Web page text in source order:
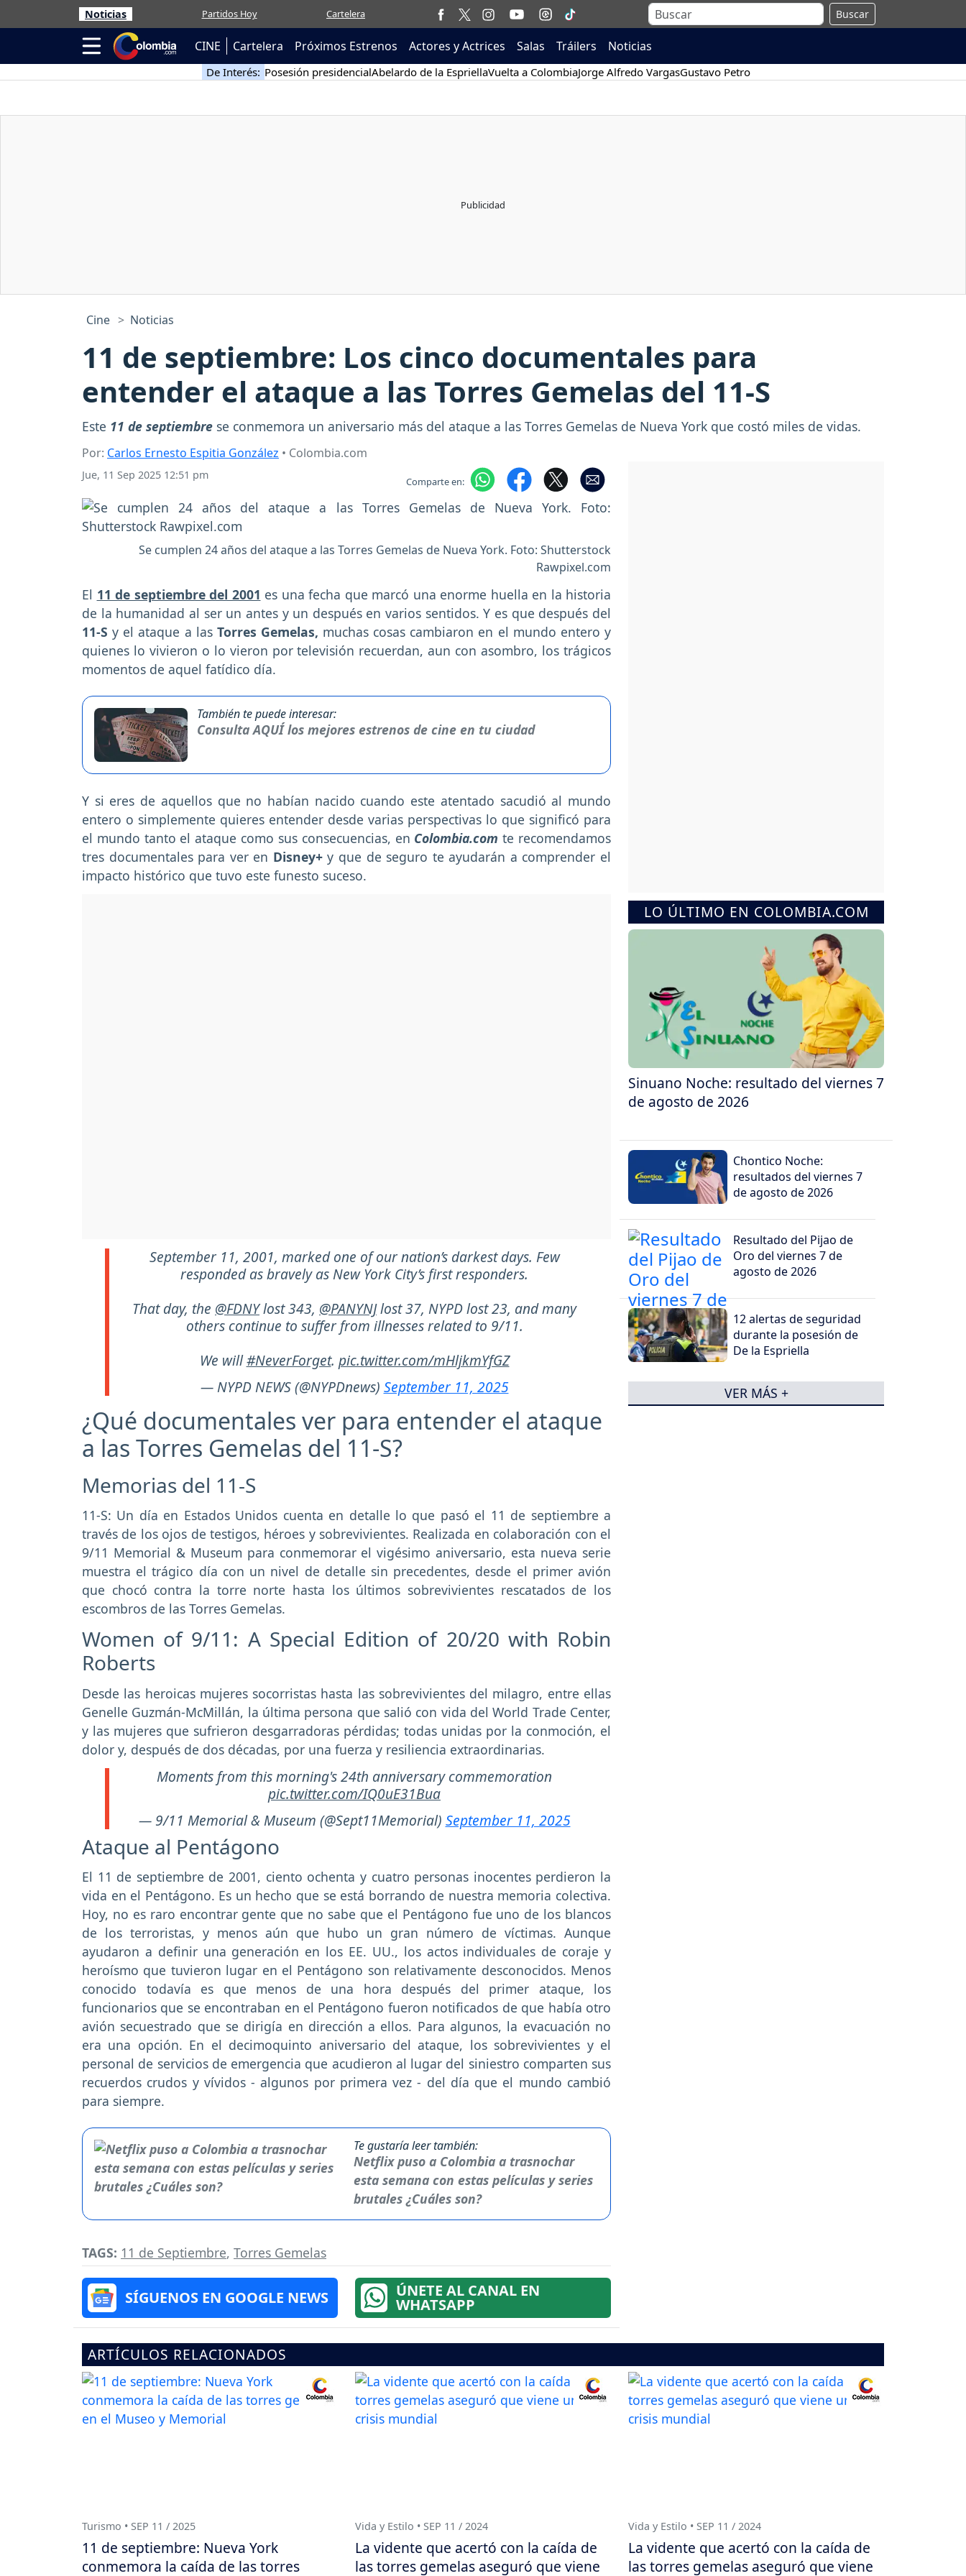
Noticias Partidos Hoy Cartelera Buscar
CINE Cartelera Próximos Estrenos Actores y Actrices Salas Tráilers Noticias
De Interés: Posesión presidencialAbelardo de la EspriellaVuelta a ColombiaJorge Alfredo VargasGustavo Petro
Cine Noticias
11 de septiembre: Los cinco documentales para
entender el ataque a las Torres Gemelas del 11-S
Este 11 de septiembre se conmemora un aniversario más del ataque a las Torres Gemelas de Nueva York que costó miles de vidas.
Por: Carlos Ernesto Espitia González • Colombia.com
Jue, 11 Sep 2025 12:51 pm Comparte en:
Se cumplen 24 años del ataque a las Torres Gemelas de Nueva York. Foto: Shutterstock
Rawpixel.com
El 11 de septiembre del 2001 es una fecha que marcó una enorme huella en la historia
de la humanidad al ser un antes y un después en varios sentidos. Y es que después del
11-S y el ataque a las Torres Gemelas, muchas cosas cambiaron en el mundo entero y
quienes lo vivieron o lo vieron por televisión recuerdan, aun con asombro, los trágicos
momentos de aquel fatídico día.
También te puede interesar:
Consulta AQUÍ los mejores estrenos de cine en tu ciudad
Y si eres de aquellos que no habían nacido cuando este atentado sacudió al mundo
entero o simplemente quieres entender desde varias perspectivas lo que significó para
el mundo tanto el ataque como sus consecuencias, en Colombia.com te recomendamos
tres documentales para ver en Disney+y que de seguro te ayudarán a comprender el
impacto histórico que tuvo este funesto suceso.
September 11, 2001, marked one of our nation’s darkest days. Few
responded as bravely as New York City’s first responders.
That day, the @FDNYlost 343, @PANYNJlost 37, NYPD lost 23, and many
others continue to suffer from illnesses related to 9/11.
We will#NeverForget. pic.twitter.com/mHljkmYfGZ
— NYPD NEWS (@NYPDnews) September 11, 2025
¿Qué documentales ver para entender el ataque
a las Torres Gemelas del 11-S?
Memorias del 11-S
11-S: Un día en Estados Unidos cuenta en detalle lo que pasó el 11 de septiembre a
través de los ojos de testigos, héroes y sobrevivientes. Realizada en colaboración con el
9/11 Memorial & Museum para conmemorar el vigésimo aniversario, esta nueva serie
muestra el trágico día con un nivel de detalle sin precedentes, desde el primer avión
que chocó contra la torre norte hasta los últimos sobrevivientes rescatados de los
escombros de las Torres Gemelas.
Women of 9/11: A Special Edition of 20/20 with Robin
Roberts
Desde las heroicas mujeres socorristas hasta las sobrevivientes del milagro, entre ellas
Genelle Guzmán-McMillán, la última persona que salió con vida del World Trade Center,
y las mujeres que sufrieron desgarradoras pérdidas; todas unidas por la conmoción, el
dolor y, después de dos décadas, por una fuerza y resiliencia extraordinarias.
Moments from this morning's 24th anniversary commemoration
pic.twitter.com/IQ0uE31Bua
— 9/11 Memorial & Museum (@Sept11Memorial) September 11, 2025
Ataque al Pentágono
El 11 de septiembre de 2001, ciento ochenta y cuatro personas inocentes perdieron la
vida en el Pentágono. Es un hecho que se está borrando de nuestra memoria colectiva.
Hoy, no es raro encontrar gente que no sabe que el Pentágono fue uno de los blancos
de los terroristas, y menos aún que hubo un gran número de víctimas. Aunque
ayudaron a definir una generación en los EE. UU., los actos individuales de coraje y
heroísmo que tuvieron lugar en el Pentágono son relativamente desconocidos. Menos
conocido todavía es que menos de una hora después del primer ataque, los
funcionarios que se encontraban en el Pentágono fueron notificados de que había otro
avión secuestrado que se dirigía en dirección a ellos. Para algunos, la evacuación no
era una opción. En el decimoquinto aniversario del ataque, los sobrevivientes y el
personal de servicios de emergencia que acudieron al lugar del siniestro comparten sus
recuerdos crudos y vívidos - algunos por primera vez - del día que el mundo cambió
para siempre.
Te gustaría leer también:
Netflix puso a Colombia a trasnochar
esta semana con estas películas y series
brutales ¿Cuáles son?
TAGS: 11 de Septiembre, Torres Gemelas
SÍGUENOS EN GOOGLE NEWS ÚNETE AL CANAL EN
WHATSAPP
LO ÚLTIMO EN COLOMBIA.COM
Sinuano Noche: resultado del viernes 7
de agosto de 2026
Chontico Noche:
resultados del viernes 7
de agosto de 2026
Resultado del Pijao de
Oro del viernes 7 de
agosto de 2026
12 alertas de seguridad
durante la posesión de
De la Espriella
VER MÁS +
ARTÍCULOS RELACIONADOS
Turismo • SEP 11 / 2025
11 de septiembre: Nueva York
conmemora la caída de las torres
Vida y Estilo • SEP 11 / 2024
La vidente que acertó con la caída de
las torres gemelas aseguró que viene
Vida y Estilo • SEP 11 / 2024
La vidente que acertó con la caída de
las torres gemelas aseguró que viene